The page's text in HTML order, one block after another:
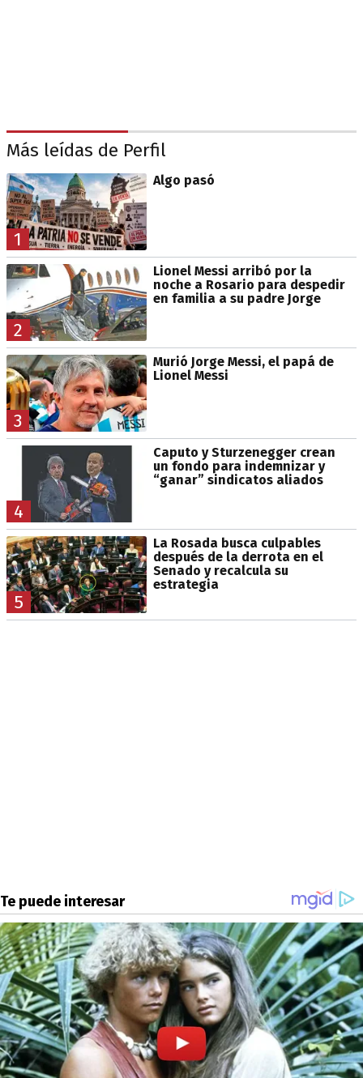
Más leídas de Perfil
1
Algo pasó
2
Lionel Messi arribó por la
noche a Rosario para despedir
en familia a su padre Jorge
3
Murió Jorge Messi, el papá de
Lionel Messi
4
Caputo y Sturzenegger crean
un fondo para indemnizar y
“ganar” sindicatos aliados
5
La Rosada busca culpables
después de la derrota en el
Senado y recalcula su
estrategia